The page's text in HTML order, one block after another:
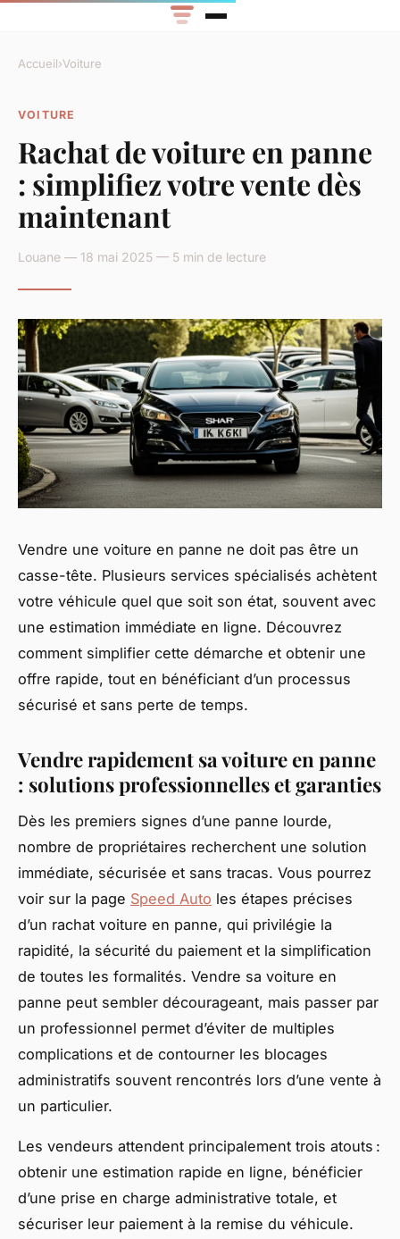
Accueil›Voiture
VOITURE
Rachat de voiture en panne
: simplifiez votre vente dès
maintenant
Louane — 18 mai 2025 — 5 min de lecture
Vendre une voiture en panne ne doit pas être un
casse-tête. Plusieurs services spécialisés achètent
votre véhicule quel que soit son état, souvent avec
une estimation immédiate en ligne. Découvrez
comment simplifier cette démarche et obtenir une
offre rapide, tout en bénéficiant d’un processus
sécurisé et sans perte de temps.
Vendre rapidement sa voiture en panne
: solutions professionnelles et garanties
Dès les premiers signes d’une panne lourde,
nombre de propriétaires recherchent une solution
immédiate, sécurisée et sans tracas. Vous pourrez
voir sur la page Speed Auto les étapes précises
d’un rachat voiture en panne, qui privilégie la
rapidité, la sécurité du paiement et la simplification
de toutes les formalités. Vendre sa voiture en
panne peut sembler décourageant, mais passer par
un professionnel permet d’éviter de multiples
complications et de contourner les blocages
administratifs souvent rencontrés lors d’une vente à
un particulier.
Les vendeurs attendent principalement trois atouts :
obtenir une estimation rapide en ligne, bénéficier
d’une prise en charge administrative totale, et
sécuriser leur paiement à la remise du véhicule.